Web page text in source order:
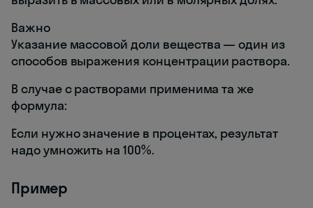
Важно
Указание массовой доли вещества — один из
способов выражения концентрации раствора.
В случае с растворами применима та же
формула:
Если нужно значение в процентах, результат
надо умножить на 100%.
Пример